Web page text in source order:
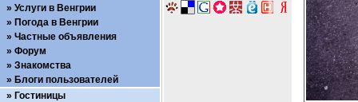
Услуги в Венгрии
Погода в Венгрии
Частные объявления
Форум
Знакомства
Блоги пользователей
Гостиницы